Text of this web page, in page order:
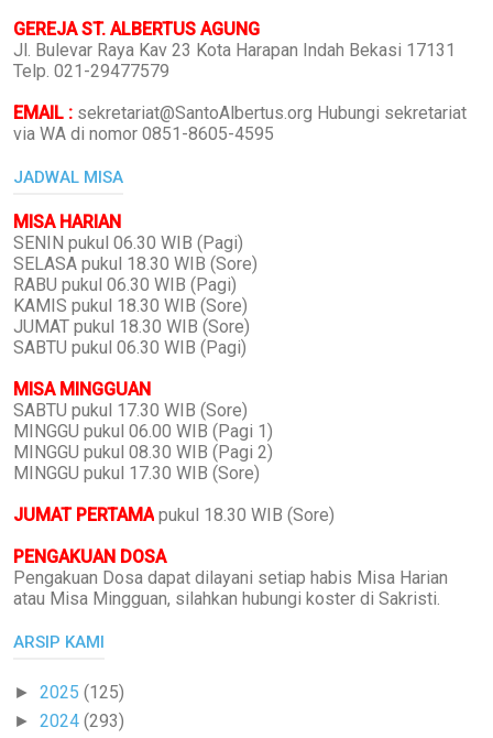
GEREJA ST. ALBERTUS AGUNG
Jl. Bulevar Raya Kav 23 Kota Harapan Indah Bekasi 17131
Telp. 021-29477579
EMAIL : sekretariat@SantoAlbertus.org Hubungi sekretariat
via WA di nomor 0851-8605-4595
JADWAL MISA
MISA HARIAN
SENIN pukul 06.30 WIB (Pagi)
SELASA pukul 18.30 WIB (Sore)
RABU pukul 06.30 WIB (Pagi)
KAMIS pukul 18.30 WIB (Sore)
JUMAT pukul 18.30 WIB (Sore)
SABTU pukul 06.30 WIB (Pagi)
MISA MINGGUAN
SABTU pukul 17.30 WIB (Sore)
MINGGU pukul 06.00 WIB (Pagi 1)
MINGGU pukul 08.30 WIB (Pagi 2)
MINGGU pukul 17.30 WIB (Sore)
JUMAT PERTAMA pukul 18.30 WIB (Sore)
PENGAKUAN DOSA
Pengakuan Dosa dapat dilayani setiap habis Misa Harian
atau Misa Mingguan, silahkan hubungi koster di Sakristi.
ARSIP KAMI
► 2025 (125)
► 2024 (293)